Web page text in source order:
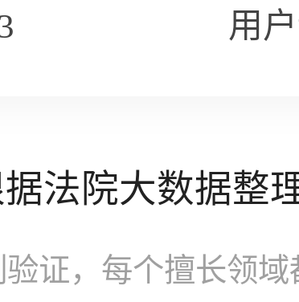
用
据法院大数据整
证，每个擅长领